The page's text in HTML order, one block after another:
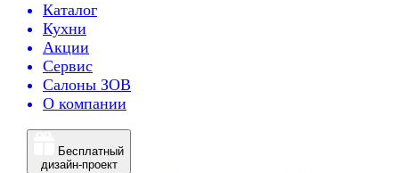
Каталог
Кухни
Акции
Сервис
Салоны ЗОВ
О компании
Бесплатный
дизайн-проект